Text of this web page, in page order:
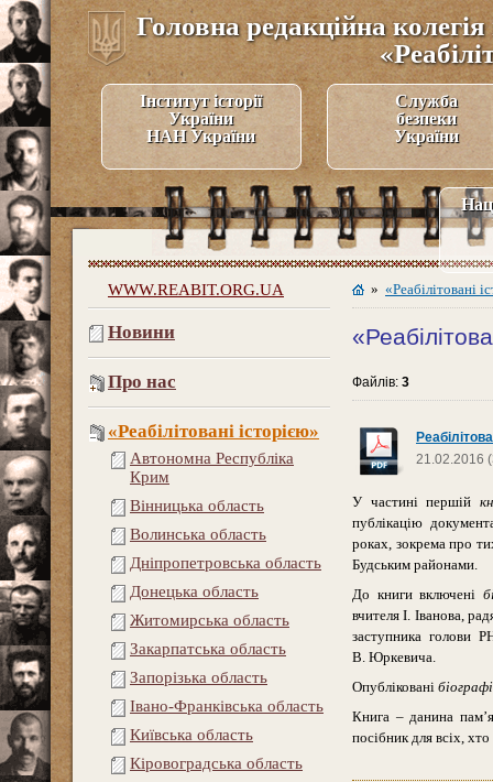
Головна редакційна
Інститут історії
України
НАН України
Служба
безпеки
України
WWW.REABIT.ORG.UA » «Реабілітовані
Новини
Про нас
«Реабілітовані історією»
Автономна Республіка
Крим
Вінницька область
Волинська область
Дніпропетровська область
Донецька область
Житомирська область
Закарпатська область
Запорізька область
Івано-Франківська область
Київська область
Кіровоградська область
Файлів: 3
21.02.2016
У частині першій
публікацію
роках, зокрема про
Будським районами.
До книги включені
вчителя І. Іванова,
заступника голови
В. Юркевича.
Опубліковані
Книга – данина
посібник для всіх,